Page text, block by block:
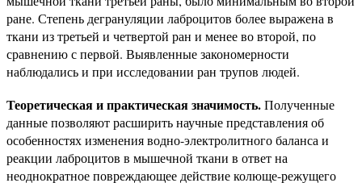
ране. Степень дегрануляции лаброцитов более выражена в
ткани из третьей и четвертой ран и менее во второй, по
сравнению с первой. Выявленные закономерности
наблюдались и при исследовании ран трупов людей.
Теоретическая и практическая значимость.Полученные
данные позволяют расширить научные представления об
особенностях изменения водно-электролитного баланса и
реакции лаброцитов в мышечной ткани в ответ на
неоднократное повреждающее действие колюще-режущего